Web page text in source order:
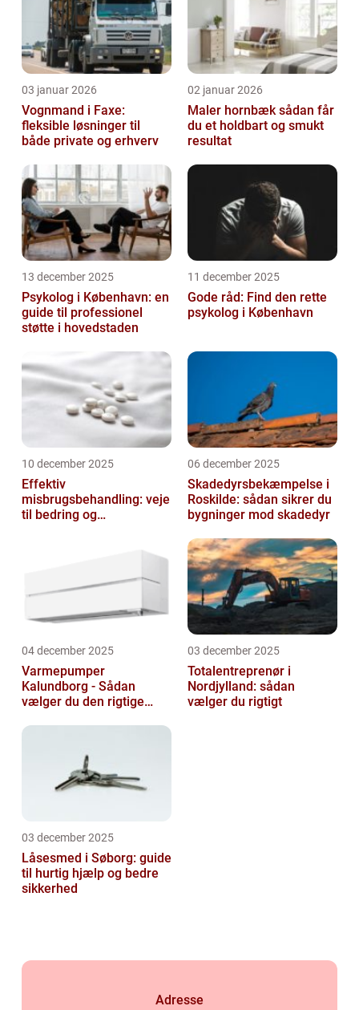
03 januar 2026
Vognmand i Faxe:
fleksible løsninger til
både private og erhverv
02 januar 2026
Maler hornbæk sådan får
du et holdbart og smukt
resultat
13 december 2025
Psykolog i København: en
guide til professionel
støtte i hovedstaden
11 december 2025
Gode råd: Find den rette
psykolog i København
10 december 2025
Effektiv
misbrugsbehandling: veje
til bedring og
06 december 2025
Skadedyrsbekæmpelse i
Roskilde: sådan sikrer du
bygninger mod skadedyr
04 december 2025
Varmepumper
Kalundborg - Sådan
vælger du den rigtige
03 december 2025
Totalentreprenør i
Nordjylland: sådan
vælger du rigtigt
03 december 2025
Låsesmed i Søborg: guide
til hurtig hjælp og bedre
sikkerhed
Adresse